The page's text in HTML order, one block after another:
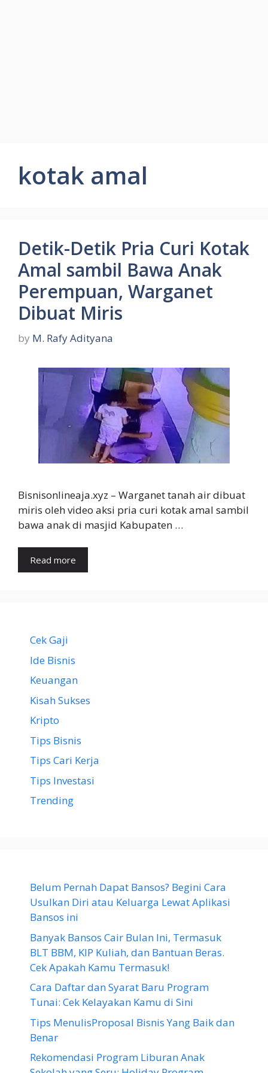
kotak amal
Detik-Detik Pria Curi Kotak
Amal sambil Bawa Anak
Perempuan, Warganet
Dibuat Miris
by M. Rafy Adityana
Bisnisonlineaja.xyz – Warganet tanah air dibuat
miris oleh video aksi pria curi kotak amal sambil
bawa anak di masjid Kabupaten …
Read more
Cek Gaji
Ide Bisnis
Keuangan
Kisah Sukses
Kripto
Tips Bisnis
Tips Cari Kerja
Tips Investasi
Trending
Belum Pernah Dapat Bansos? Begini Cara
Usulkan Diri atau Keluarga Lewat Aplikasi
Bansos ini
Banyak Bansos Cair Bulan Ini, Termasuk
BLT BBM, KIP Kuliah, dan Bantuan Beras.
Cek Apakah Kamu Termasuk!
Cara Daftar dan Syarat Baru Program
Tunai: Cek Kelayakan Kamu di Sini
Tips MenulisProposal Bisnis Yang Baik dan
Benar
Rekomendasi Program Liburan Anak